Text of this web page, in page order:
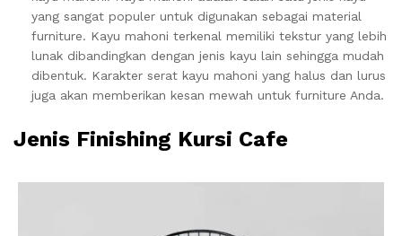
yang sangat populer untuk digunakan sebagai material
furniture. Kayu mahoni terkenal memiliki tekstur yang lebih
lunak dibandingkan dengan jenis kayu lain sehingga mudah
dibentuk. Karakter serat kayu mahoni yang halus dan lurus
juga akan memberikan kesan mewah untuk furniture Anda.
Jenis Finishing Kursi Cafe